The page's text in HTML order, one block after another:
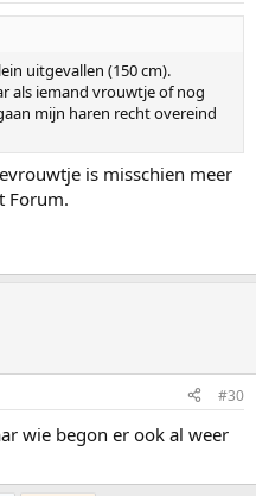
uitgevallen (150 cm).
als iemand vrouwtje of nog
mijn haren recht overeind
is misschien meer
Forum.
#30
wie begon er ook al weer